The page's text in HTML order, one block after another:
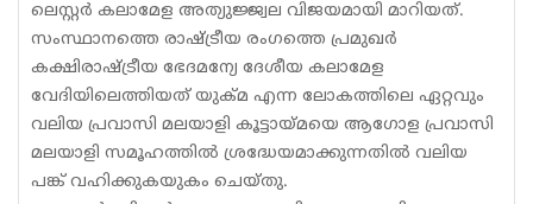
ലെസ്റ്റര്‍ കലാമേള അത്യുജ്ജ്വല വിജയമായി മാറിയത്.
സംസ്ഥാനത്തെ രാഷ്ട്രീയ രംഗത്തെ പ്രമുഖര്‍
കക്ഷിരാഷ്ട്രീയ ഭേദമന്യേ ദേശീയ കലാമേള
വേദിയിലെത്തിയത് യുക്മ എന്ന ലോകത്തിലെ ഏറ്റവും
വലിയ പ്രവാസി മലയാളി കൂട്ടായ്മയെ ആഗോള പ്രവാസി
മലയാളി സമൂഹത്തില്‍ ശ്രദ്ധേയമാക്കുന്നതില്‍ വലിയ
പങ്ക് വഹിക്കുകയുകം ചെയ്തു.